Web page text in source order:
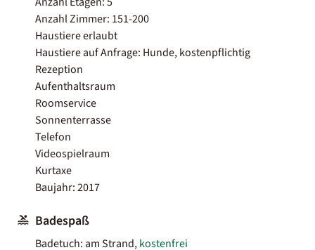
Anzahl Zimmer: 151-200
Haustiere erlaubt
Haustiere auf Anfrage: Hunde, kostenpflichtig
Rezeption
Aufenthaltsraum
Roomservice
Sonnenterrasse
Telefon
Videospielraum
Kurtaxe
Baujahr: 2017
Badespaß
Badetuch: am Strand,kostenfrei